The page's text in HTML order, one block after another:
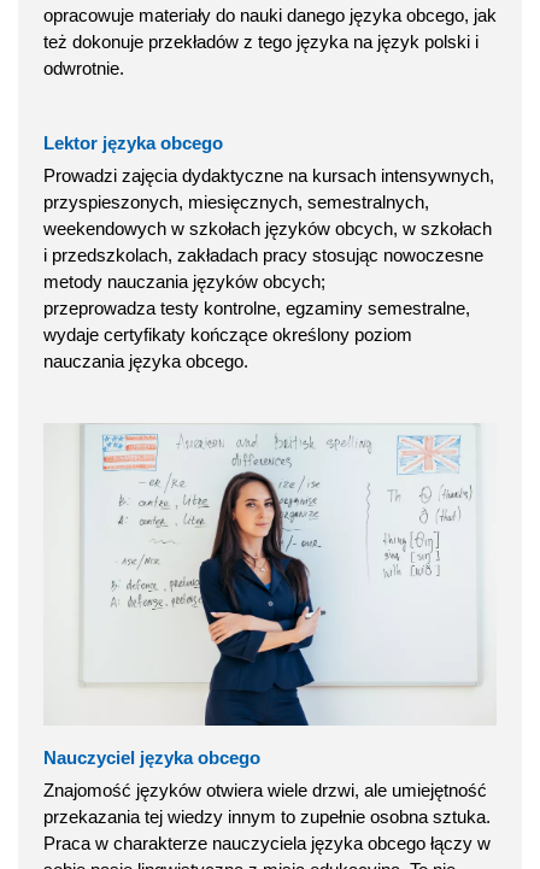
opracowuje materiały do nauki danego języka obcego, jak
też dokonuje przekładów z tego języka na język polski i
odwrotnie.
Lektor języka obcego
Prowadzi zajęcia dydaktyczne na kursach intensywnych,
przyspieszonych, miesięcznych, semestralnych,
weekendowych w szkołach języków obcych, w szkołach
i przedszkolach, zakładach pracy stosując nowoczesne
metody nauczania języków obcych;
przeprowadza testy kontrolne, egzaminy semestralne,
wydaje certyfikaty kończące określony poziom
nauczania języka obcego.
Nauczyciel języka obcego
Znajomość języków otwiera wiele drzwi, ale umiejętność
przekazania tej wiedzy innym to zupełnie osobna sztuka.
Praca w charakterze nauczyciela języka obcego łączy w